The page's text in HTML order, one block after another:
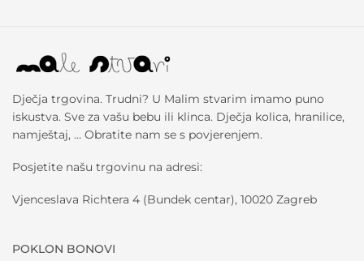
Dječja trgovina. Trudni? U Malim stvarim imamo puno
iskustva. Sve za vašu bebu ili klinca. Dječja kolica, hranilice,
namještaj, … Obratite nam se s povjerenjem.
Posjetite našu trgovinu na adresi:
Vjenceslava Richtera 4 (Bundek centar), 10020 Zagreb
POKLON BONOVI